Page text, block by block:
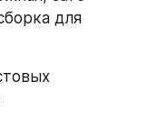
для